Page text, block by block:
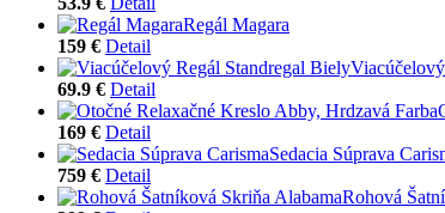
Regál Magara
159 € Detail
69.9 € Detail
169 € Detail
Sedacia Súprava
759 € Detail
Rohová